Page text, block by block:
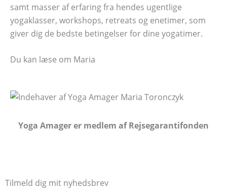
samt masser af erfaring fra hendes ugentlige
yogaklasser, workshops, retreats og enetimer, som
giver dig de bedste betingelser for dine yogatimer.
Du kan læse om Maria
Yoga Amager er medlem af Rejsegarantifonden
Tilmeld dig mit nyhedsbrev